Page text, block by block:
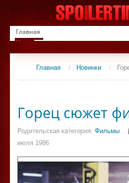
Главная
Новинки
Список фильмов
СериалыГлавная / Новинки /
Горец сюжет
Родительская категория: Фильмы
июля 1986